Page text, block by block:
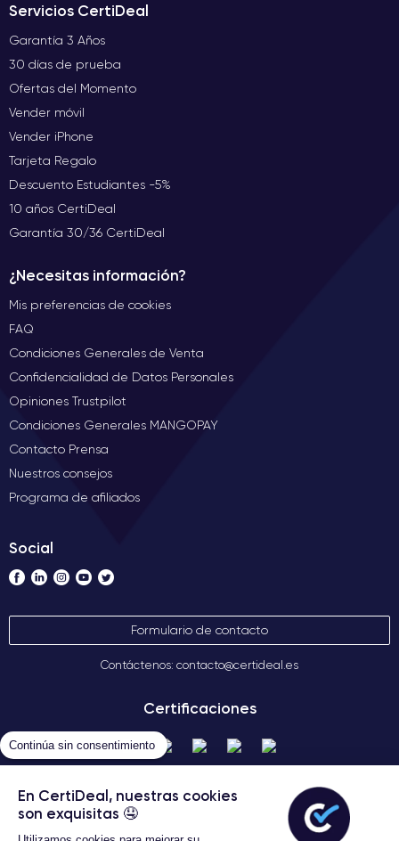
Continúa sin consentimiento
En CertiDeal, nuestras cookies
son exquisitas 🤤
Servicios CertiDeal
Garantía 3 Años
30 días de prueba
Ofertas del Momento
Vender móvil
Vender iPhone
Tarjeta Regalo
Descuento Estudiantes -5%
10 años CertiDeal
Garantía 30/36 CertiDeal
¿Necesitas información?
Mis preferencias de cookies
FAQ
Condiciones Generales de Venta
Confidencialidad de Datos Personales
Opiniones Trustpilot
Condiciones Generales MANGOPAY
Contacto Prensa
Nuestros consejos
Programa de afiliados
Social
Formulario de contacto
Contáctenos: contacto@certideal.es
Certificaciones